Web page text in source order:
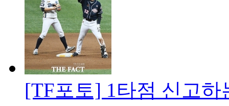
[TF포토] 1타점 신고하